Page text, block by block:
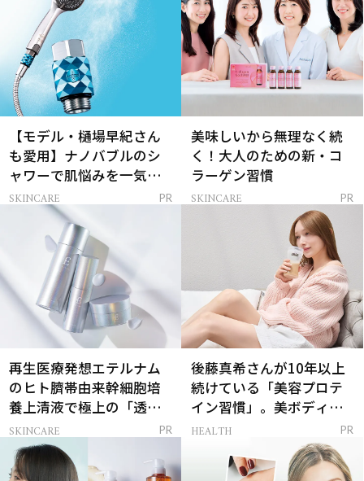
【モデル・樋場早紀さん
も愛用】ナノバブルのシ
ャワーで肌悩みを一気に
解決
SKINCARE PR
美味しいから無理なく続
く！大人のための新・コ
ラーゲン習慣
SKINCARE PR
再生医療発想エテルナム
のヒト臍帯由来幹細胞培
養上清液で極上の「透明
感ハリ肌」へ
SKINCARE PR
後藤真希さんが10年以上
続けている「美容プロテ
イン習慣」。美ボディを
支える朝ルーティンと
HEALTH PR